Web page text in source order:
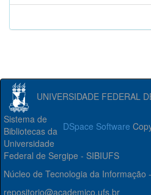
UNIVERSIDADE FEDERAL
DSpace Software
Sistema de
Bibliotecas da
Universidade
Federal de Sergipe - SIBIUFS
Núcleo de Tecnologia da Informação
repositorio@academico.ufs.br